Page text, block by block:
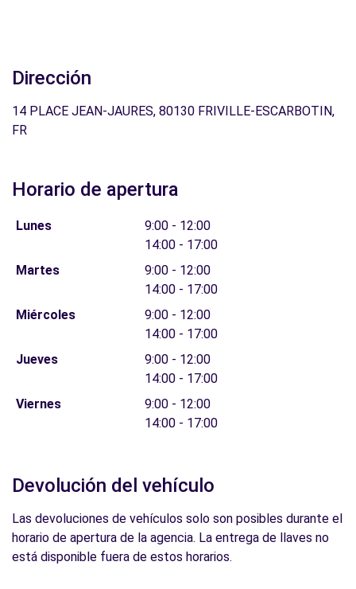
Dirección
14 PLACE JEAN-JAURES, 80130 FRIVILLE-ESCARBOTIN,
FR
Horario de apertura
Lunes
9:00 - 12:00
14:00 - 17:00
Martes
9:00 - 12:00
14:00 - 17:00
Miércoles
9:00 - 12:00
14:00 - 17:00
Jueves
9:00 - 12:00
14:00 - 17:00
Viernes
9:00 - 12:00
14:00 - 17:00
Devolución del vehículo
Las devoluciones de vehículos solo son posibles durante el
horario de apertura de la agencia. La entrega de llaves no
está disponible fuera de estos horarios.